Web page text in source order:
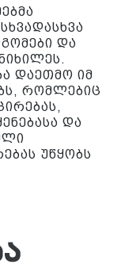
და
დაეთმო იმ
რომლებიც
და
უწყობს